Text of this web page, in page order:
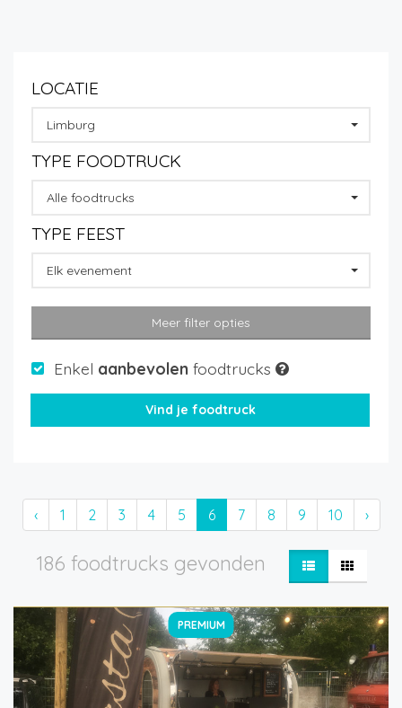
LOCATIE
Limburg
TYPE FOODTRUCK
Alle foodtrucks
TYPE FEEST
Elk evenement
Meer filter opties
Enkel aanbevolen foodtrucks
‹ 1 2 3 4 5 6 7 8 9 10 ›
186 foodtrucks gevonden
PREMIUM